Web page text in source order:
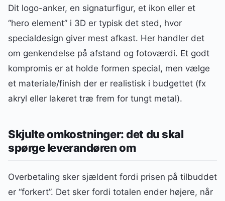
Dit logo-anker, en signaturfigur, et ikon eller et
“hero element” i 3D er typisk det sted, hvor
specialdesign giver mest afkast. Her handler det
om genkendelse på afstand og fotoværdi. Et godt
kompromis er at holde formen special, men vælge
et materiale/finish der er realistisk i budgettet (fx
akryl eller lakeret træ frem for tungt metal).
Skjulte omkostninger: det du skal
spørge leverandøren om
Overbetaling sker sjældent fordi prisen på tilbuddet
er “forkert”. Det sker fordi totalen ender højere, når